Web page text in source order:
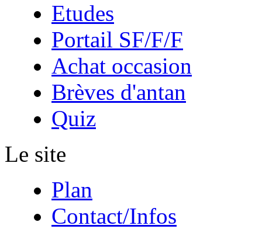
Etudes
Portail SF/F/F
Achat occasion
Brèves d'antan
Quiz
Le site
Plan
Contact/Infos